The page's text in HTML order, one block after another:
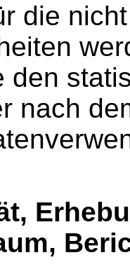
die
den
nach